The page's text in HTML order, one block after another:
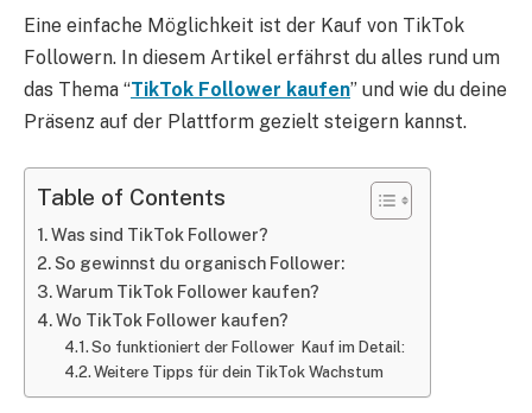
Eine einfache Möglichkeit ist der Kauf von TikTok
Followern. In diesem Artikel erfährst du alles rund um
das Thema “TikTok Follower kaufen” und wie du deine
Präsenz auf der Plattform gezielt steigern kannst.
Table of Contents
Was sind TikTok Follower?
So gewinnst du organisch Follower:
Warum TikTok Follower kaufen?
Wo TikTok Follower kaufen?
So funktioniert der Follower Kauf im Detail:
Weitere Tipps für dein TikTok Wachstum